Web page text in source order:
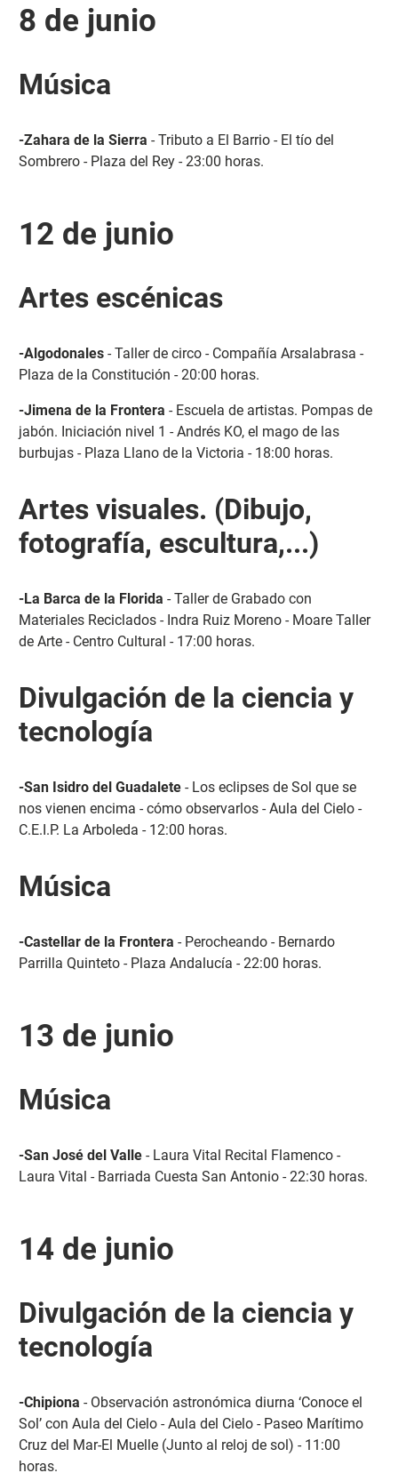
8 de junio
Música
-Zahara de la Sierra - Tributo a El Barrio - El tío del
Sombrero - Plaza del Rey - 23:00 horas.
12 de junio
Artes escénicas
-Algodonales- Taller de circo - Compañía Arsalabrasa -
Plaza de la Constitución - 20:00 horas.
-Jimena de la Frontera - Escuela de artistas. Pompas de
jabón. Iniciación nivel 1 - Andrés KO, el mago de las
burbujas - Plaza Llano de la Victoria - 18:00 horas.
Artes visuales. (Dibujo,
fotografía, escultura,...)
-La Barca de la Florida - Taller de Grabado con
Materiales Reciclados - Indra Ruiz Moreno - Moare Taller
de Arte - Centro Cultural - 17:00 horas.
Divulgación de la ciencia y
tecnología
-San Isidro del Guadalete- Los eclipses de Sol que se
nos vienen encima - cómo observarlos - Aula del Cielo -
C.E.I.P. La Arboleda - 12:00 horas.
Música
-Castellar de la Frontera - Perocheando - Bernardo
Parrilla Quinteto - Plaza Andalucía - 22:00 horas.
13 de junio
Música
-San José del Valle- Laura Vital Recital Flamenco -
Laura Vital - Barriada Cuesta San Antonio - 22:30 horas.
14 de junio
Divulgación de la ciencia y
tecnología
-Chipiona - Observación astronómica diurna ‘Conoce el
Sol’ con Aula del Cielo - Aula del Cielo - Paseo Marítimo
Cruz del Mar-El Muelle (Junto al reloj de sol) - 11:00
horas.